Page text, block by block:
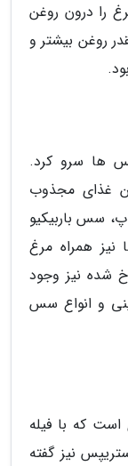
را درون روغن
روغن بیشتر و
ها سرو کرد.
غذای مجذوب
سس باربیکیو
همراه مرغ
شده نیز وجود
و انواع سس
که با فیله
نیز گفته